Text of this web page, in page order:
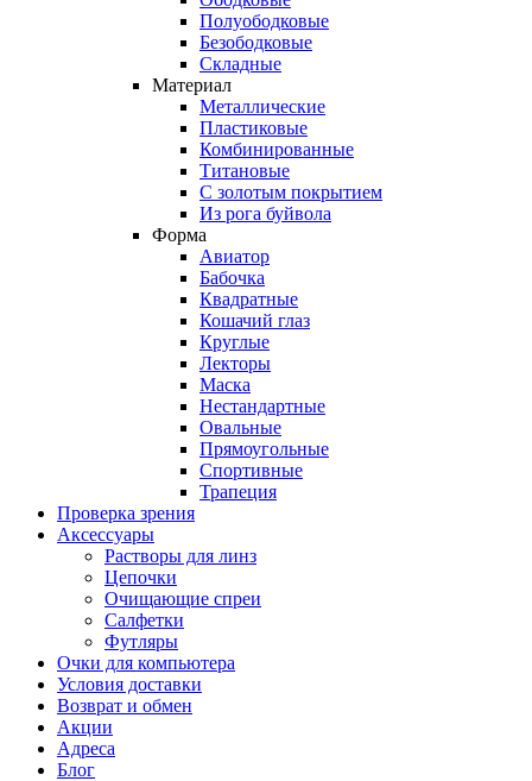
Полуободковые
Безободковые
Складные
Материал
Металлические
Пластиковые
Комбинированные
Титановые
С золотым покрытием
Из рога буйвола
Форма
Авиатор
Бабочка
Квадратные
Кошачий глаз
Круглые
Лекторы
Маска
Нестандартные
Овальные
Прямоугольные
Спортивные
Трапеция
Проверка зрения
Аксессуары
Растворы для линз
Цепочки
Очищающие спреи
Салфетки
Футляры
Очки для компьютера
Условия доставки
Возврат и обмен
Акции
Адреса
Блог